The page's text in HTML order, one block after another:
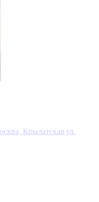
Крылатская ул.